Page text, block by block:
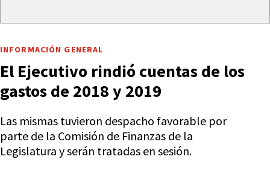
INFORMACIÓN GENERAL
El Ejecutivo rindió cuentas de los
gastos de 2018 y 2019
Las mismas tuvieron despacho favorable por
parte de la Comisión de Finanzas de la
Legislatura y serán tratadas en sesión.